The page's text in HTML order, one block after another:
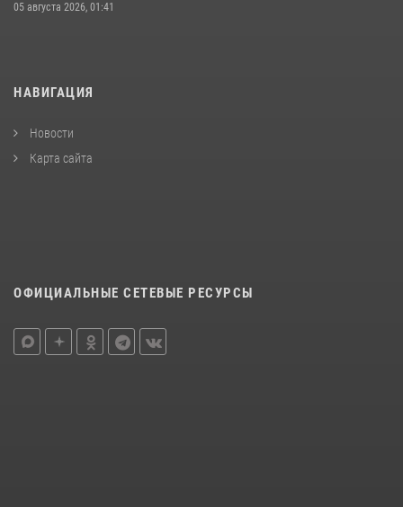
05 августа 2026, 01:41
НАВИГАЦИЯ
Новости
Карта сайта
ОФИЦИАЛЬНЫЕ СЕТЕВЫЕ РЕСУРСЫ